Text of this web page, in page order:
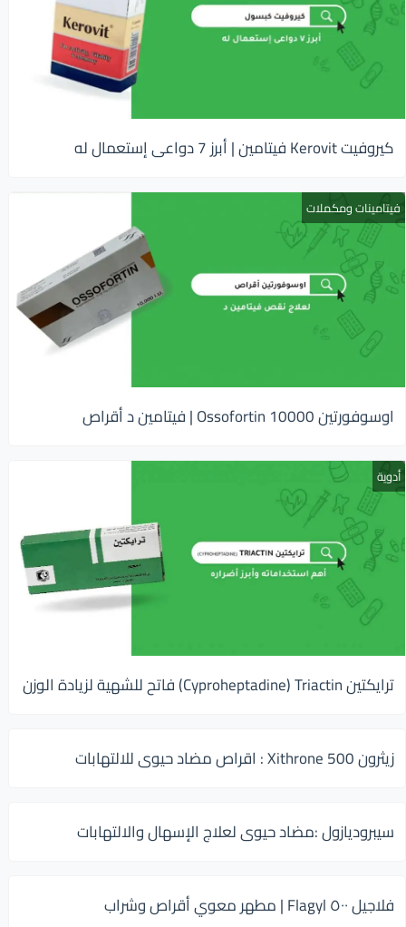
كيروفيت Kerovit فيتامين | أبرز 7 دواعى إستعمال له
فيتامينات ومكملات
اوسوفورتين 10000 Ossofortin | فيتامين د أقراص
أدوية
ترايكتين Cyproheptadine) Triactin) فاتح للشهية لزيادة الوزن
زيثرون 500 Xithrone : اقراص مضاد حيوى للالتهابات
سيبروديازول :مضاد حيوى لعلاج الإسهال والالتهابات
فلاجيل ٥٠٠ Flagyl | مطهر معوي أقراص وشراب